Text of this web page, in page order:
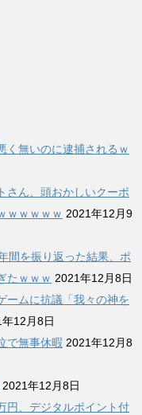
く無いのに逮捕されるｗ
さん、頭おかしいクーポ
ｗｗｗｗｗ 2021年12月9
間を振り返った結果、ポ
たｗｗｗ 2021年12月8日
ームに抗議「我々の神を
12月8日
で無事休暇 2021年12月8
2021年12月8日
円、デジタルポイント付